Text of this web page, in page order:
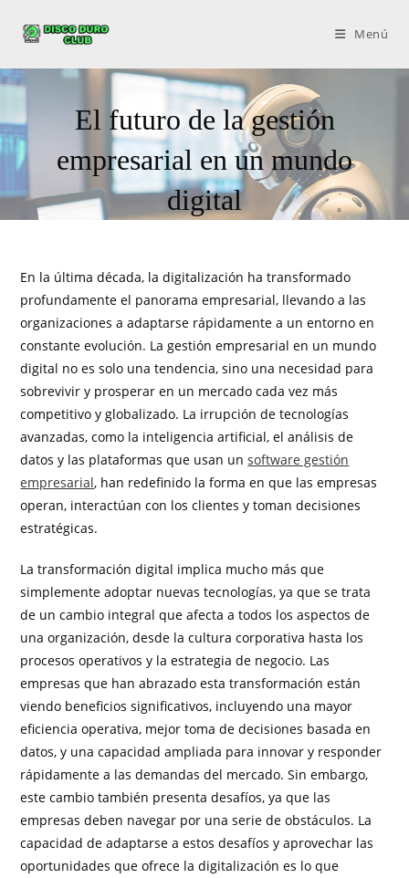
Menú
El futuro de la gestión
empresarial en un mundo
digital
En la última década, la digitalización ha transformado
profundamente el panorama empresarial, llevando a las
organizaciones a adaptarse rápidamente a un entorno en
constante evolución. La gestión empresarial en un mundo
digital no es solo una tendencia, sino una necesidad para
sobrevivir y prosperar en un mercado cada vez más
competitivo y globalizado. La irrupción de tecnologías
avanzadas, como la inteligencia artificial, el análisis de
datos y las plataformas que usan unsoftware gestión
empresarial, han redefinido la forma en que las empresas
operan, interactúan con los clientes y toman decisiones
estratégicas.
La transformación digital implica mucho más que
simplemente adoptar nuevas tecnologías, ya que se trata
de un cambio integral que afecta a todos los aspectos de
una organización, desde la cultura corporativa hasta los
procesos operativos y la estrategia de negocio. Las
empresas que han abrazado esta transformación están
viendo beneficios significativos, incluyendo una mayor
eficiencia operativa, mejor toma de decisiones basada en
datos, y una capacidad ampliada para innovar y responder
rápidamente a las demandas del mercado. Sin embargo,
este cambio también presenta desafíos, ya que las
empresas deben navegar por una serie de obstáculos. La
capacidad de adaptarse a estos desafíos y aprovechar las
oportunidades que ofrece la digitalización es lo que